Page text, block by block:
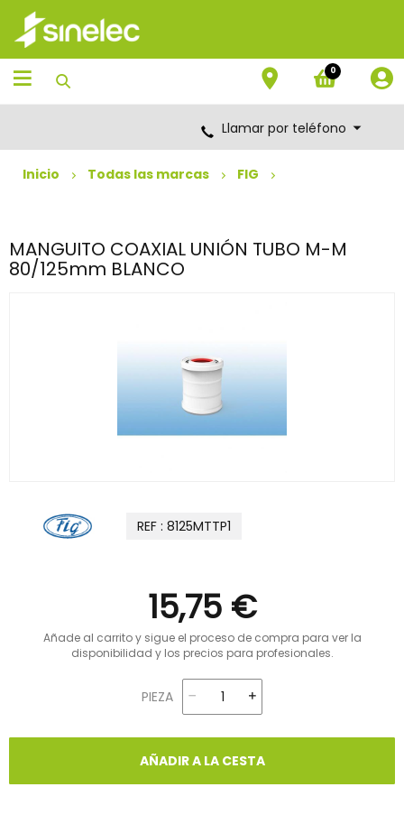
Saltar
contenido
Saltar
menú
de
navegación
0
Llamar por teléfono
Inicio Todas las marcas FIG
MANGUITO COAXIAL UNIÓN TUBO M-M
80/125mm BLANCO
REF : 8125MTTP1
15,75 €
Añade al carrito y sigue el proceso de compra para ver la
disponibilidad y los precios para profesionales.
PIEZA
AÑADIR A LA CESTA